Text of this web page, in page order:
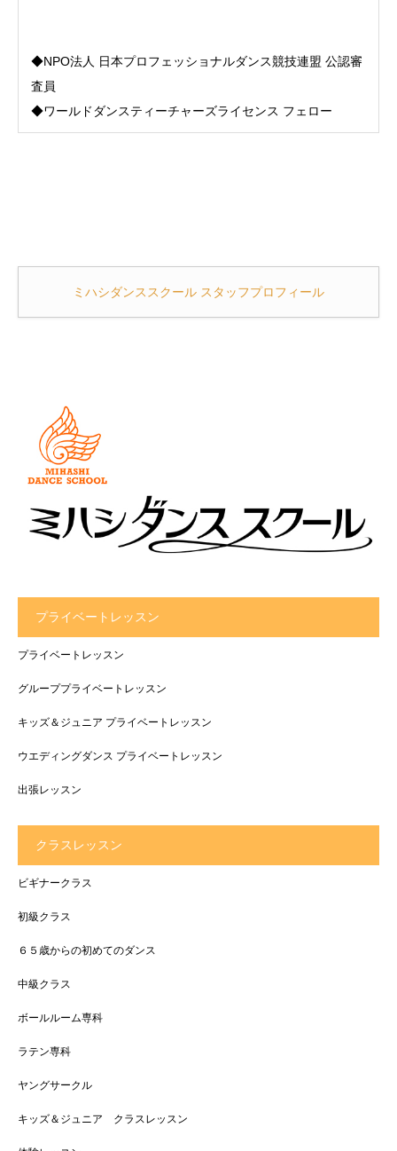
◆NPO法人 日本プロフェッショナルダンス競技連盟 公認審
査員
◆ワールドダンスティーチャーズライセンス フェロー
ミハシダンススクール スタッフプロフィール
プライベートレッスン
プライベートレッスン
グループプライベートレッスン
キッズ＆ジュニア プライベートレッスン
ウエディングダンス プライベートレッスン
出張レッスン
クラスレッスン
ビギナークラス
初級クラス
６５歳からの初めてのダンス
中級クラス
ボールルーム専科
ラテン専科
ヤングサークル
キッズ＆ジュニア クラスレッスン